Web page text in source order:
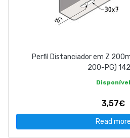
Perfil Distanciador em Z
200-PG)
Disponível
3,57€
Read more